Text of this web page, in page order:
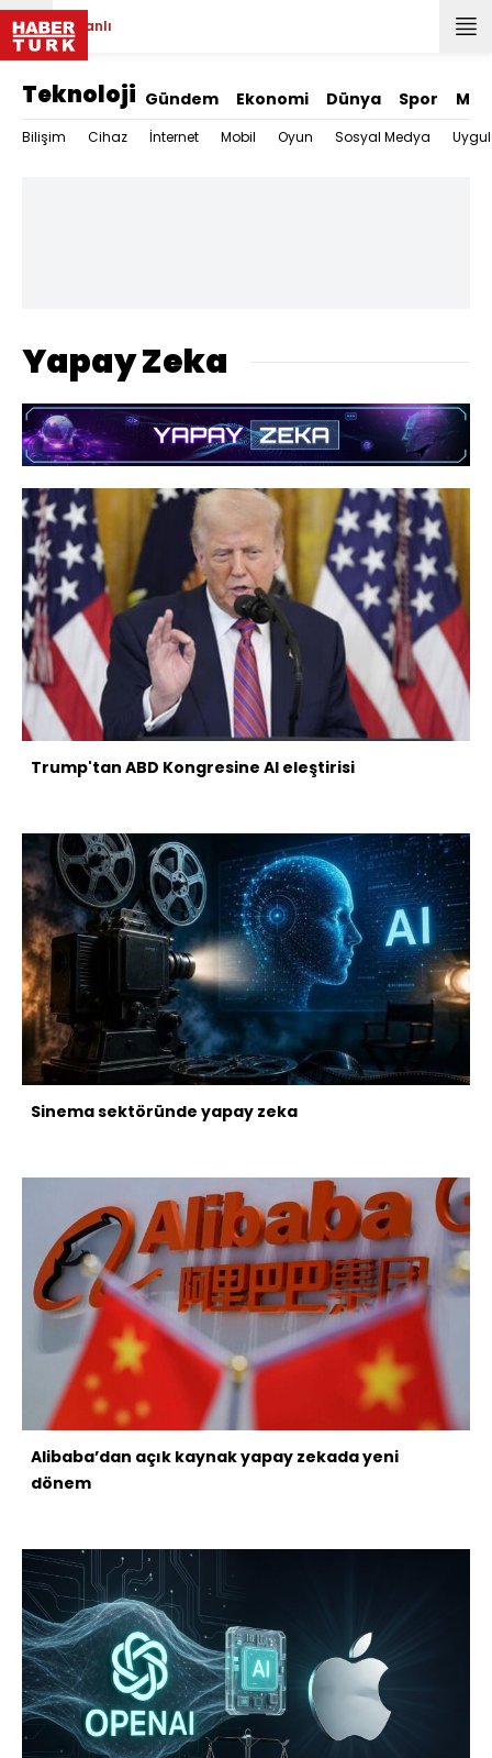
Canlı
Teknoloji Gündem Ekonomi Dünya Spor
Bilişim Cihaz İnternet Mobil Oyun Sosyal Medya
Yapay Zeka
Trump'tan ABD Kongresine AI eleştirisi
Sinema sektöründe yapay zeka
Alibaba’dan açık kaynak yapay zekada yeni
dönem